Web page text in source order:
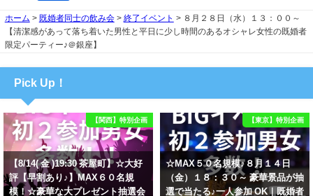
ホーム > 既婚者同士の飲み会> 終了イベント > ８月２８日（水）１３：００～
【清潔感があって落ち着いた男性と平日に少し時間のあるオシャレ女性の既婚者
限定パーティー♪＠銀座】
Pick Up！
【関西】特別企画
【8/14( 金 )19:30 茶屋町】☆大好
評【早割あり♪】MAX６０名規
模！☆豪華な大プレゼント抽選会
【東京】特別企画
☆MAX５０名規模♪８月１４日
（金）１８：３０～ 豪華景品が抽
選で当たる♪一人参加 OK｜既婚者